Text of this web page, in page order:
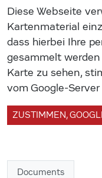
Diese Webseite
Kartenmaterial
dass hierbei Ihre
gesammelt
Karte zu sehen,
vom Google-
ZUSTIMMEN,
Documents